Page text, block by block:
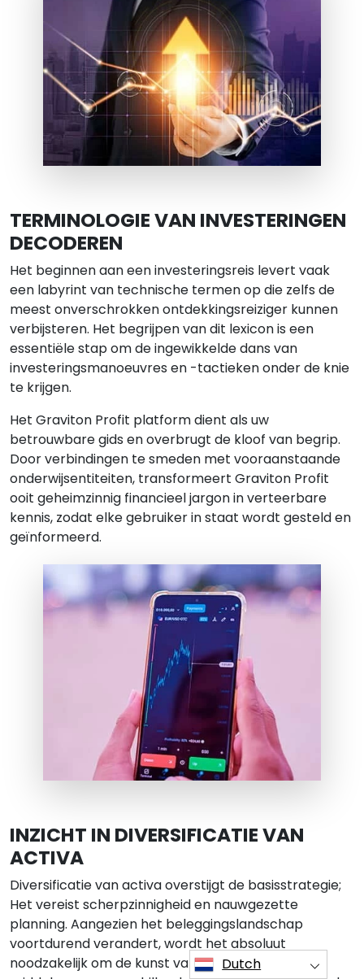
TERMINOLOGIE VAN INVESTERINGEN
DECODEREN
Het beginnen aan een investeringsreis levert vaak
een labyrint van technische termen op die zelfs de
meest onverschrokken ontdekkingsreiziger kunnen
verbijsteren. Het begrijpen van dit lexicon is een
essentiële stap om de ingewikkelde dans van
investeringsmanoeuvres en -tactieken onder de knie
te krijgen.
Het Graviton Profit platform dient als uw
betrouwbare gids en overbrugt de kloof van begrip.
Door verbindingen te smeden met vooraanstaande
onderwijsentiteiten, transformeert Graviton Profit
ooit geheimzinnig financieel jargon in verteerbare
kennis, zodat elke gebruiker in staat wordt gesteld en
geïnformeerd.
INZICHT IN DIVERSIFICATIE VAN
ACTIVA
Diversificatie van activa overstijgt de basisstrategie;
Het vereist scherpzinnigheid en nauwgezette
planning. Aangezien het beleggingslandschap
voortdurend verandert, wordt het absoluut
noodzakelijk om de kunst van de verdeling van
Dutch